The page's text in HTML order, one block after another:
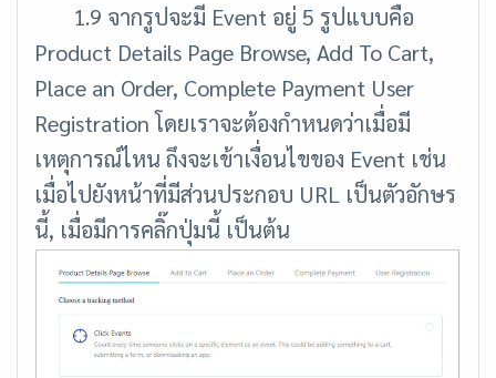
1.9 จากรูปจะมี Event อยู่ 5 รูปแบบคือ
Product Details Page Browse, Add To Cart,
Place an Order, Complete Payment User
Registration โดยเราจะต้องกำหนดว่าเมื่อมี
เหตุการณ์ไหน ถึงจะเข้าเงื่อนไขของ Event เช่น
เมื่อไปยังหน้าที่มีส่วนประกอบ URL เป็นตัวอักษร
นี้, เมื่อมีการคลิ๊กปุ่มนี้ เป็นต้น